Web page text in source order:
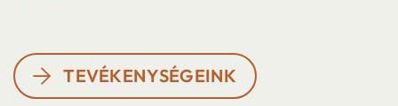
TEVÉKENYSÉGEINK